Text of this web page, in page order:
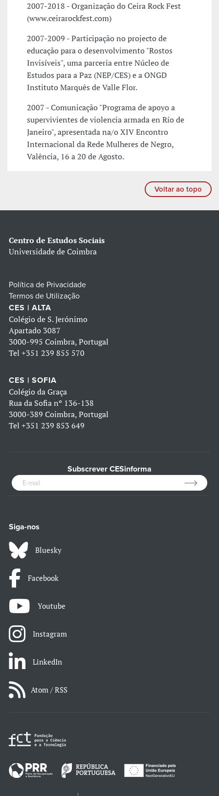
2007-2018 - Organização do Ceira Rock Fest
(www.ceirarockfest.com)
2007-2009 - Participação no projecto de
educação para o desenvolvimento "Rostos
Invisíveis", uma parceria entre Núcleo de
Estudos para a Paz (NEP/CES) e a ONGD
Instituto Marquês de Valle Flor.
2007 - Comunicação "Programa de apoyo a
supervivientes de violencia armada en Río de
Janeiro", apresentada na/o XIV Encontro
Internacional da Rede Mulheres de Negro,
Valência, 16 a 20 de Agosto.
Voltar ao topo
Centro de Estudos Sociais
Universidade de Coimbra
Política de Privacidade
Termos de Utilização
CES | ALTA
Colégio de S. Jerónimo
Apartado 3087
3000-995 Coimbra, Portugal
Tel +351 239 855 570
CES | SOFIA
Colégio da Graça
Rua da Sofia nº 136-138
3000-389 Coimbra, Portugal
Tel +351 239 853 649
Subscrever CESinforma
Siga-nos
Bluesky
Facebook
Youtube
Instagram
LinkedIn
Atom / RSS